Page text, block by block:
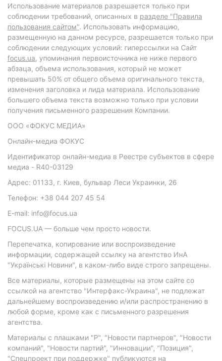
Использование материалов разрешается только при
соблюдении требований, описанных в разделе "Правила
пользования сайтом". Использовать информацию,
размещенную на данном ресурсе, разрешается только при
соблюдении следующих условий: гиперссылки на Сайт
focus.ua, упоминания первоисточника не ниже первого
абзаца, объема использования, который не может
превышать 50% от общего объема оригинального текста,
изменения заголовка и лида материала. Использование
большего объема текста возможно только при условии
получения письменного разрешения Компании.
ООО «ФОКУС МЕДИА»
Онлайн-медиа ФОКУС
Идентификатор онлайн-медиа в Реестре субъектов в сфере
медиа - R40-03129
Адрес: 01133, г. Киев, бульвар Леси Украинки, 26
Телефон: +38 044 207 45 54
E-mail: info@focus.ua
FOCUS.UA — больше чем просто новости.
Перепечатка, копирование или воспроизведение
информации, содержащей ссылку на агентство ИнА
"Українські Новини", в каком-либо виде строго запрещены.
Все материалы, которые размещены на этом сайте со
ссылкой на агентство "Интерфакс-Украина", не подлежат
дальнейшему воспроизведению и/или распространению в
любой форме, кроме как с письменного разрешения
агентства.
Материалы с плашками "Р", "Новости партнеров", "Новости
компаний", "Новости партий", "Инновации", "Позиция",
"Спецпроект при поддержке" публикуются на